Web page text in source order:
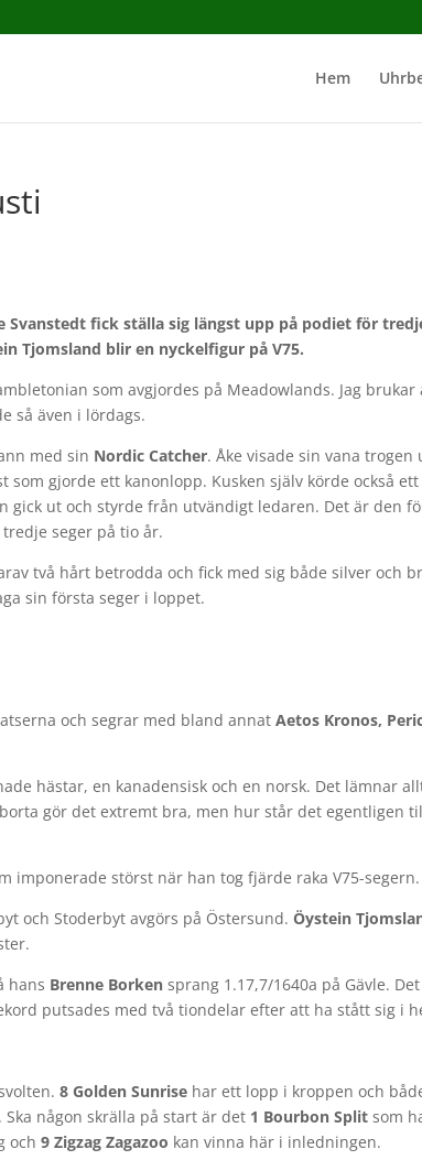
Hem
Svanstedt fick ställa sig längst upp på podiet för
Tjomsland blir en nyckelfigur på V75.
som avgjordes på Meadowlands. Jag
så även i lördags.
med sin Nordic Catcher. Åke visade sin vana trogen
som gjorde ett kanonlopp. Kusken själv körde också
gick ut och styrde från utvändigt ledaren. Det är den
seger på tio år.
två hårt betrodda och fick med sig både silver och
sin första seger i loppet.
och segrar med bland annatAetos Kronos,
hästar, en kanadensisk och en norsk. Det lämnar
gör det extremt bra, men hur står det egentligen
imponerade störst när han tog fjärde raka V75-segern.
och Stoderbyt avgörs på Östersund.Öystein
hans Brenne Borkensprang 1.17,7/1640a på Gävle.
putsades med två tiondelar efter att ha stått sig i
8 Golden Sunrise har ett lopp i kroppen och
någon skrälla på start är det 1 Bourbon Split som
och 9 Zigzag Zagazoo kan vinna här i inledningen.